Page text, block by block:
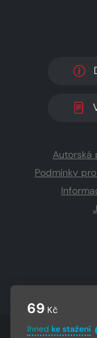
69 Kč
Ihned ke stažení
Autorská
Podmínky